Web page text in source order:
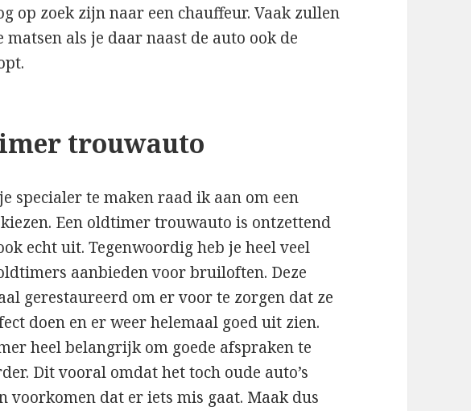
op zoek zijn naar een chauffeur. Vaak zullen
als je daar naast de auto ook de
trouwauto
specialer te maken raad ik aan om een
Een oldtimer trouwauto is ontzettend
echt uit. Tegenwoordig heb je heel veel
aanbieden voor bruiloften. Deze
gerestaureerd om er voor te zorgen dat ze
doen en er weer helemaal goed uit zien.
heel belangrijk om goede afspraken te
Dit vooral omdat het toch oude auto’s
voorkomen dat er iets mis gaat. Maak dus